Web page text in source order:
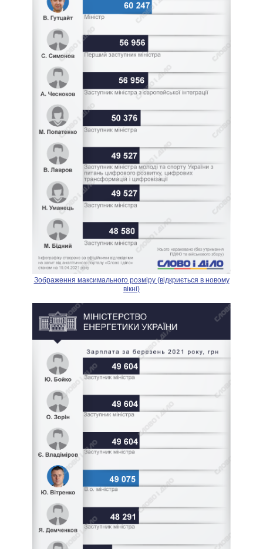
Зображення максимального розміру (відкриється в новому
вікні)